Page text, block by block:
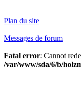
Plan du site
Messages de forum
Fatal error: Cannot
/var/www/sda/6/b/